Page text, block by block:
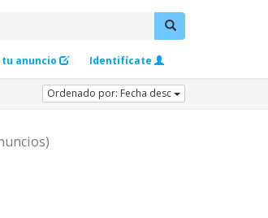
anuncio Identifícate
Ordenado por: Fecha desc